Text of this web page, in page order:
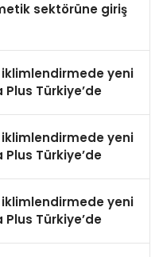
sektörüne giriş
iklimlendirmede yeni
Türkiye’de
iklimlendirmede yeni
Türkiye’de
iklimlendirmede yeni
Türkiye’de